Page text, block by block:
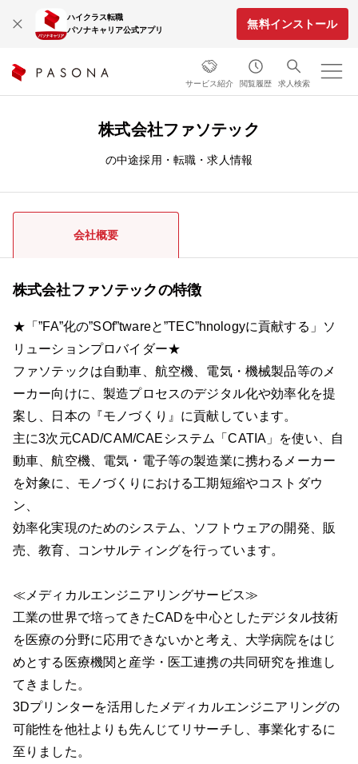
ハイクラス転職
パソナキャリア公式アプリ
無料インストール
サービス紹介 閲覧履歴 求人検索
株式会社ファソテック
の中途採用・転職・求人情報
会社概要
株式会社ファソテックの特徴
★「”FA”化の”SOf”twareと”TEC”hnologyに貢献する」ソ
リューションプロバイダー★
ファソテックは自動車、航空機、電気・機械製品等のメ
ーカー向けに、製造プロセスのデジタル化や効率化を提
案し、日本の『モノづくり』に貢献しています。
主に3次元CAD/CAM/CAEシステム「CATIA」を使い、自
動車、航空機、電気・電子等の製造業に携わるメーカー
を対象に、モノづくりにおける工期短縮やコストダウ
ン、
効率化実現のためのシステム、ソフトウェアの開発、販
売、教育、コンサルティングを行っています。
≪メディカルエンジニアリングサービス≫
工業の世界で培ってきたCADを中心としたデジタル技術
を医療の分野に応用できないかと考え、大学病院をはじ
めとする医療機関と産学・医工連携の共同研究を推進し
てきました。
3Dプリンターを活用したメディカルエンジニアリングの
可能性を他社よりも先んじてリサーチし、事業化するに
至りました。